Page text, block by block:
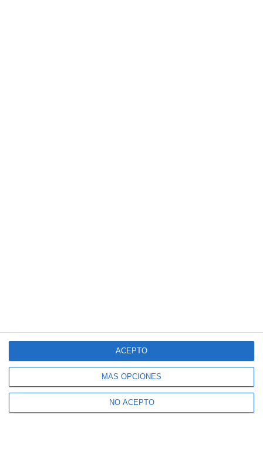
MÁS OPCIONES
NO ACEPTO
ACEPTO